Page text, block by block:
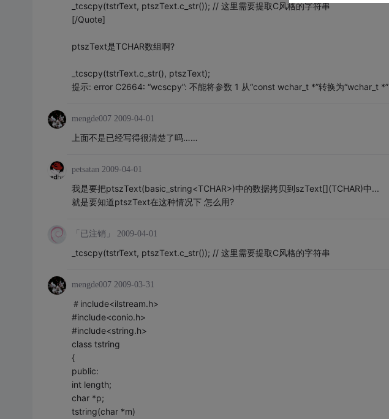
_tcscpy(tstrText, ptszText.c_str()); // 这里需要提取C风格的字符串
[/Quote]
ptszText是TCHAR数组啊?
_tcscpy(tstrText.c_str(), ptszText);
提示: error C2664: “wcscpy”: 不能将参数 1 从“const wchar_t *”转换为“wchar_t *”
mengde007 2009-04-01
上面不是已经写得很清楚了吗……
petsatan 2009-04-01
我是要把ptszText(basic_string<TCHAR>)中的数据拷贝到szText[](TCHAR)中...
就是要知道ptszText在这种情况下 怎么用?
「已注销」 2009-04-01
_tcscpy(tstrText, ptszText.c_str()); // 这里需要提取C风格的字符串
mengde007 2009-03-31
＃include<ilstream.h>
#include<conio.h>
#include<string.h>
class tstring
{
public:
int length;
char *p;
tstring(char *m)